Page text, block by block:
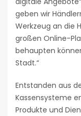
geben wir
Werkzeug an die
großen Online-
behaupten
Stadt.“
Entstanden aus
Kassensysteme
Produkte und